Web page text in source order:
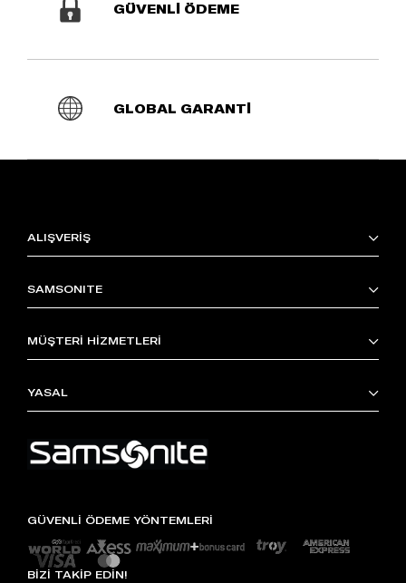
GÜVENLİ ÖDEME
GLOBAL GARANTİ
ALIŞVERİŞ
SAMSONITE
MÜŞTERİ HİZMETLERİ
YASAL
GÜVENLİ ÖDEME YÖNTEMLERİ
BİZİ TAKİP EDİN!